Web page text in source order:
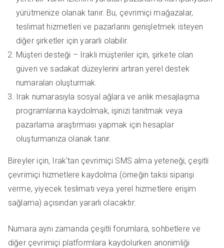
yürütmenize olanak tanır. Bu, çevrimiçi mağazalar,
teslimat hizmetleri ve pazarlarını genişletmek isteyen
diğer şirketler için yararlı olabilir.
Müşteri desteği – Iraklı müşteriler için, şirkete olan
güven ve sadakat düzeylerini artıran yerel destek
numaraları oluşturmak.
Irak numarasıyla sosyal ağlara ve anlık mesajlaşma
programlarına kaydolmak, işinizi tanıtmak veya
pazarlama araştırması yapmak için hesaplar
oluşturmanıza olanak tanır.
Bireyler için, Irak'tan çevrimiçi SMS alma yeteneği, çeşitli
çevrimiçi hizmetlere kaydolma (örneğin taksi siparişi
verme, yiyecek teslimatı veya yerel hizmetlere erişim
sağlama) açısından yararlı olacaktır.
Numara aynı zamanda çeşitli forumlara, sohbetlere ve
diğer çevrimiçi platformlara kaydolurken anonimliği